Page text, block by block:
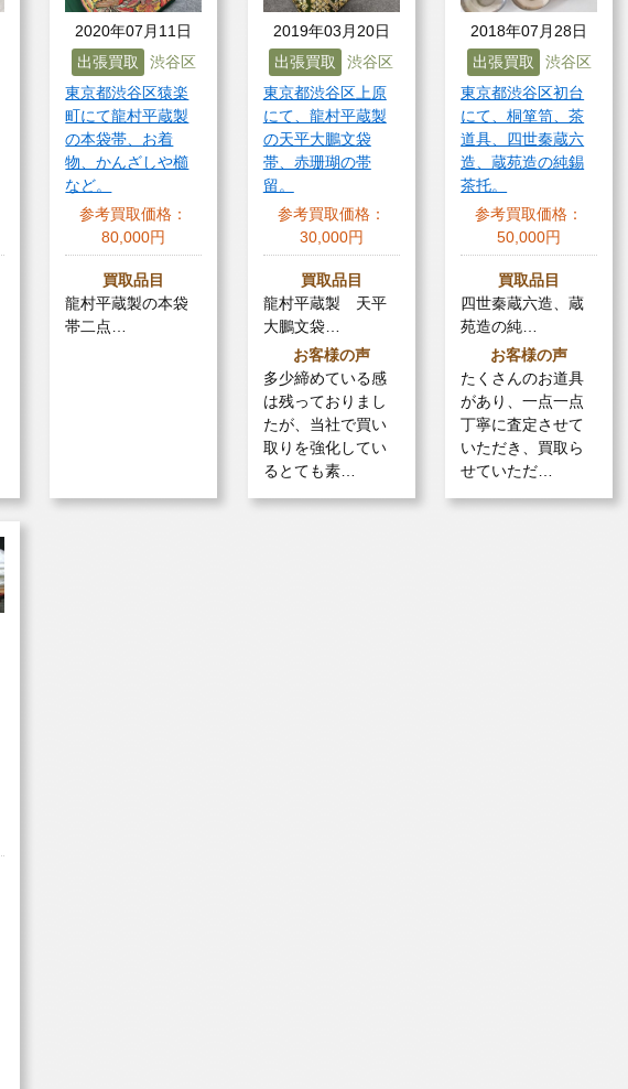
2020年07月11日
出張買取
渋谷区
東京都渋谷区猿楽
町にて龍村平蔵製
の本袋帯、お着
物、かんざしや櫛
など。
参考買取価格：
80,000円
買取品目
龍村平蔵製の本袋
帯二点…
2019年03月20日
出張買取
渋谷区
東京都渋谷区上原
にて、龍村平蔵製
の天平大鵬文袋
帯、赤珊瑚の帯
留。
参考買取価格：
30,000円
買取品目
龍村平蔵製 天平
大鵬文袋…
お客様の声
多少締めている感
は残っておりまし
たが、当社で買い
取りを強化してい
るとても素…
2018年07月28日
出張買取
渋谷区
東京都渋谷区初台
にて、桐箪笥、茶
道具、四世秦蔵六
造、蔵苑造の純錫
茶托。
参考買取価格：
50,000円
買取品目
四世秦蔵六造、蔵
苑造の純…
お客様の声
たくさんのお道具
があり、一点一点
丁寧に査定させて
いただき、買取ら
せていただ…